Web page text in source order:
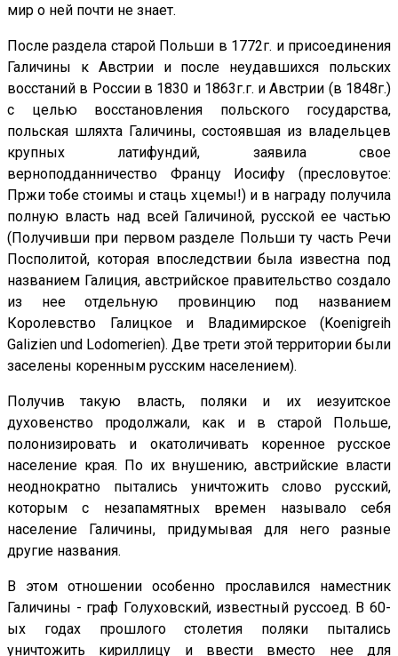
мир о ней почти не знает.
После раздела старой Польши в 1772г. и присоединения
Галичины к Австрии и после неудавшихся польских
восстаний в России в 1830 и 1863г.г. и Австрии (в 1848г.)
с целью восстановления польского государства,
польская шляхта Галичины, состоявшая из владельцев
крупных латифундий, заявила свое
верноподданничество Францу Иосифу (пресловутое:
Пржи тобе стоимы и стаць хцемы!) и в награду получила
полную власть над всей Галичиной, русской ее частью
(Получивши при первом разделе Польши ту часть Речи
Посполитой, которая впоследствии была известна под
названием Галиция, австрийское правительство создало
из нее отдельную провинцию под названием
Королевство Галицкое и Владимирское (Koenigreih
Galizien und Lodomerien). Две трети этой территории были
заселены коренным русским населением).
Получив такую власть, поляки и их иезуитское
духовенство продолжали, как и в старой Польше,
полонизировать и окатоличивать коренное русское
население края. По их внушению, австрийские власти
неоднократно пытались уничтожить слово русский,
которым с незапамятных времен называло себя
население Галичины, придумывая для него разные
другие названия.
В этом отношении особенно прославился наместник
Галичины - граф Голуховский, известный руссоед. В 60-
ых годах прошлого столетия поляки пытались
уничтожить кириллицу и ввести вместо нее для